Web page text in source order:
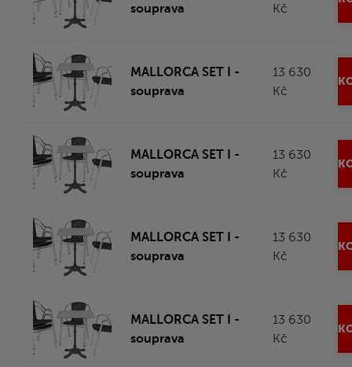
souprava
Kč
MALLORCA SET I -
souprava
13 630
Kč
MALLORCA SET I -
souprava
13 630
Kč
MALLORCA SET I -
souprava
13 630
Kč
MALLORCA SET I -
souprava
13 630
Kč